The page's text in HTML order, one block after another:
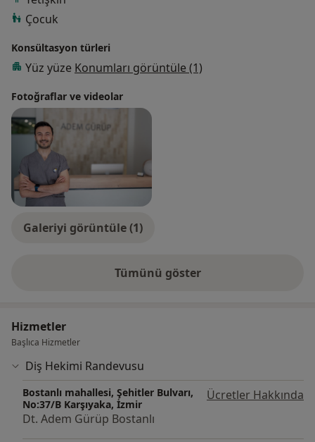
Çocuk
Konsültasyon türleri
Yüz yüze Konumları görüntüle (1)
Fotoğraflar ve videolar
Galeriyi görüntüle (1)
Tümünü gösterdeneyim hakkında
Hizmetler
Başlıca Hizmetler
Diş Hekimi Randevusu
Bostanlı mahallesi, Şehitler Bulvarı,
No:37/B Karşıyaka, İzmir
Ücretler Hakkında
Dt. Adem Gürüp Bostanlı